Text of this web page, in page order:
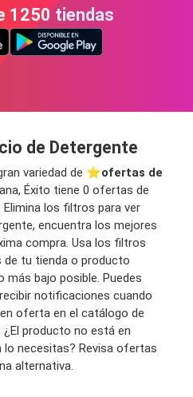
1250 tiendas
de Detergente
variedad de ⭐️ofertas de
Éxito tiene 0 ofertas de
los filtros para ver
encuentra los mejores
compra. Usa los filtros
tu tienda o producto
bajo posible. Puedes
notificaciones cuando
oferta en el catálogo de
producto no está en
lo necesitas? Revisa ofertas
alternativa.